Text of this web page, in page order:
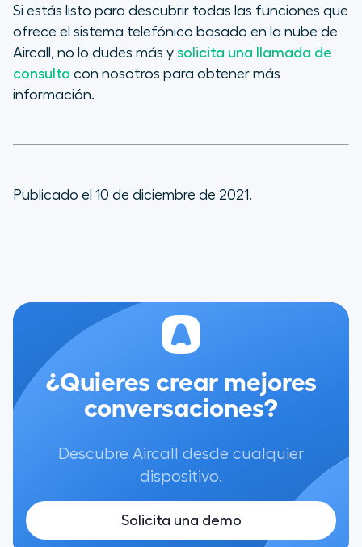
Si estás listo para descubrir todas las funciones que
ofrece el sistema telefónico basado en la nube de
Aircall, no lo dudes más y solicita una llamada de
consulta con nosotros para obtener más
información.
Publicado el 10 de diciembre de 2021.
¿Quieres crear mejores
conversaciones?
Descubre Aircall desde cualquier
dispositivo.
Solicita una demo